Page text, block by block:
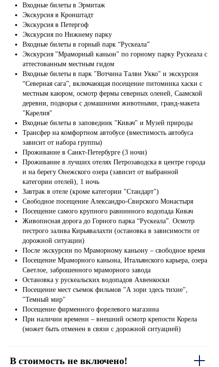
Входные билеты в Эрмитаж
Экскурсия в Кронштадт
Экскурсия в Петергоф
Экскурсия по Нижнему парку
Входные билеты в горный парк “Рускеала”
Экскурсия "Мраморный каньон" по горному парку Рускеала с
аттестованным местным гидом
Входные билеты в парк "Вотчина Талви Укко" и экскурсия
“Северная сага”, включающая посещение питомника хаски с
местным каюром, осмотр фермы северных оленей, Саамской
деревни, подворья с домашними животными, гранд-макета
"Карелия"
Входные билеты в заповедник "Кивач" и Музей природы
Трансфер на комфортном автобусе (вместимость автобуса
зависит от набора группы)
Проживание в Санкт-Петербурге (3 ночи)
Проживание в лучших отелях Петрозаводска в центре города
и на берегу Онежского озера (зависит от выбранной
категории отелей), 1 ночь
Завтрак в отеле (кроме категории "Стандарт")
Свободное посещение Александро-Свирского Монастыря
Посещение самого крупного равнинного водопада Кивач
Живописная дорога до Горного парка “Рускеала”. Осмотр
пестрого залива Кирьявалахти (остановка в зависимости от
дорожной ситуации)
После экскурсии по Мраморному каньону – свободное время
Посещение Мраморного каньона, Итальянского карьера, озера
Светлое, заброшенного мраморного завода
Остановка у рускеальских водопадов Ахвенкоски
Посещение мест съемок фильмов "А зори здесь тихие",
"Темный мир"
Посещение фирменного форелевого магазина
При наличии времени – внешний осмотр крепости Корела
(может быть отменен в связи с дорожной ситуацией)
В стоимость не включено!